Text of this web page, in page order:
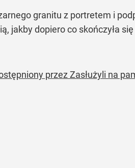
granitu z portretem i
jakby dopiero co skończyła
przez Zasłużyli na